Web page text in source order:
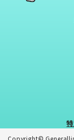
Copyright©